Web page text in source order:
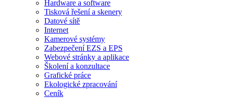
Hardware a software
Tisková řešení a skenery
Datové sítě
Internet
Kamerové systémy
Zabezpečení EZS a EPS
Webové stránky a aplikace
Školení a konzultace
Grafické práce
Ekologické zpracování
Ceník